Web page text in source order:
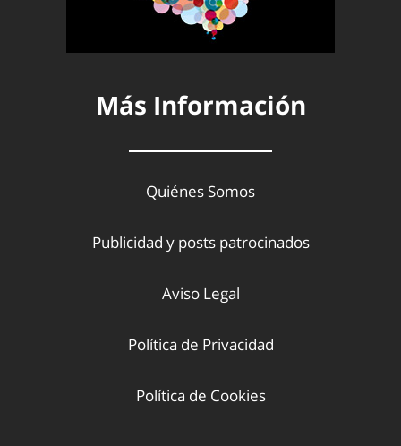
Más Información
Quiénes Somos
Publicidad y posts patrocinados
Aviso Legal
Política de Privacidad
Política de Cookies